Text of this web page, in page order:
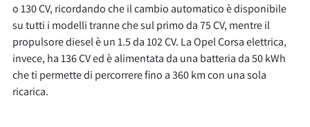
o 130 CV, ricordando che il cambio automatico è disponibile
su tutti i modelli tranne che sul primo da 75 CV, mentre il
propulsore diesel è un 1.5 da 102 CV. La Opel Corsa elettrica,
invece, ha 136 CV ed è alimentata da una batteria da 50 kWh
che ti permette di percorrere fino a 360 km con una sola
ricarica.